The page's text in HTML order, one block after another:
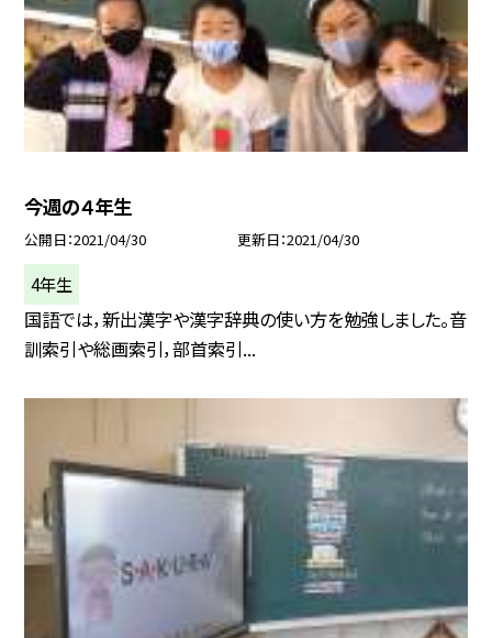
今週の４年生
公開日 2021/04/30 更新日 2021/04/30
4年生
国語では，新出漢字や漢字辞典の使い方を勉強しました。音
訓索引や総画索引，部首索引...